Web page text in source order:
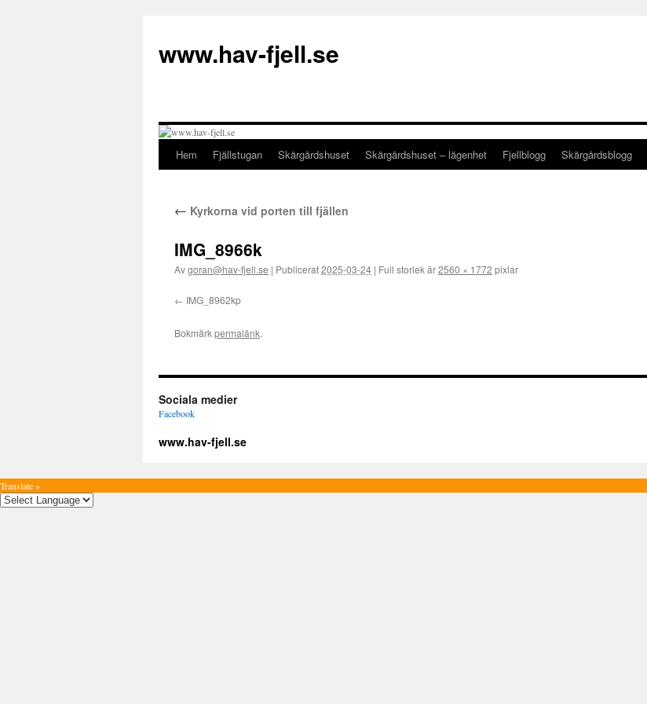
innehåll
www.hav-fjell.se
Hem Fjällstugan Skärgårdshuset Skärgårdshuset – lägenhet Fjellblogg Skärgårdsblogg
← Kyrkorna vid porten till fjällen
IMG_8966k
Avgoran@hav-fjell.se | Publicerat2025-03-24 | Full storlek är2560 × 1772 pixlar
IMG_8962kp
Bokmärkpermalänk.
Sociala medier
Facebook
www.hav-fjell.se
Translate »